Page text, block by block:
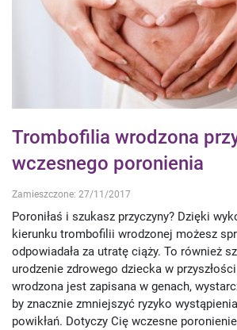
Trombofilia wrodzona
wczesnego poronienia
Zamieszczone: 27/11/2017
Poroniłaś i szukasz przyczyny? Dzięki
kierunku trombofilii wrodzonej możesz
odpowiadała za utratę ciąży. To również
urodzenie zdrowego dziecka w
wrodzona jest zapisana w genach,
by znacznie zmniejszyć ryzyko
powikłań. Dotyczy Cię wczesne